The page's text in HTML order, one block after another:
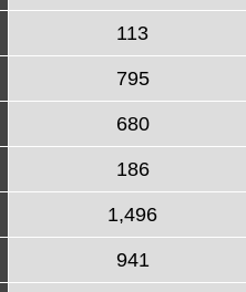
113
795
680
186
1,496
941